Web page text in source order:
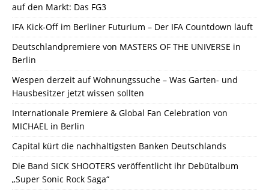
auf den Markt: Das FG3
IFA Kick-Off im Berliner Futurium – Der IFA Countdown läuft
Deutschlandpremiere von MASTERS OF THE UNIVERSE in
Berlin
Wespen derzeit auf Wohnungssuche – Was Garten- und
Hausbesitzer jetzt wissen sollten
Internationale Premiere & Global Fan Celebration von
MICHAEL in Berlin
Capital kürt die nachhaltigsten Banken Deutschlands
Die Band SICK SHOOTERS veröffentlicht ihr Debütalbum
„Super Sonic Rock Saga“